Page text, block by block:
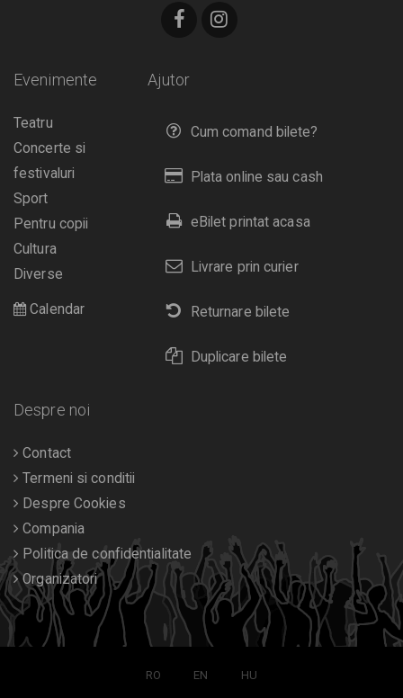
Ajutor
Cum comand bilete?
Plata online sau cash
eBilet printat acasa
Livrare prin curier
Returnare bilete
Duplicare bilete
Evenimente
Teatru
Concerte si
festivaluri
Sport
Pentru copii
Cultura
Diverse
Calendar
Despre noi
Contact
Termeni si conditii
Despre Cookies
Compania
Politica de confidentialitate
Organizatori
RO EN HU